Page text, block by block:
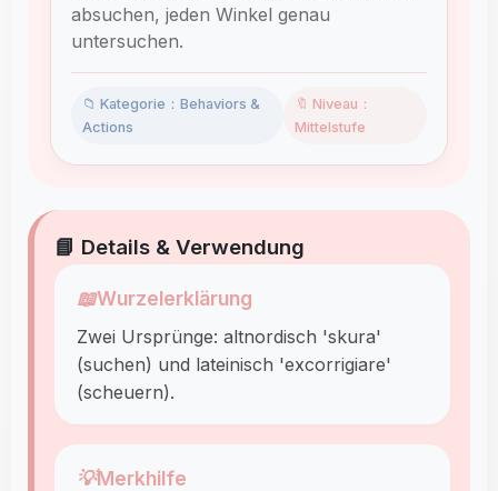
absuchen, jeden Winkel genau
untersuchen.
📁 Kategorie：Behaviors &
Actions
🔖 Niveau：
Mittelstufe
📘 Details & Verwendung
📖Wurzelerklärung
Zwei Ursprünge: altnordisch 'skura'
(suchen) und lateinisch 'excorrigiare'
(scheuern).
💡Merkhilfe